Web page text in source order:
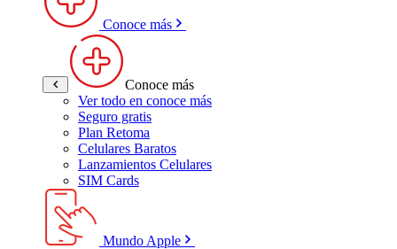
Conoce más
Conoce más
Ver todo en conoce más
Seguro gratis
Plan Retoma
Celulares Baratos
Lanzamientos Celulares
SIM Cards
Mundo Apple